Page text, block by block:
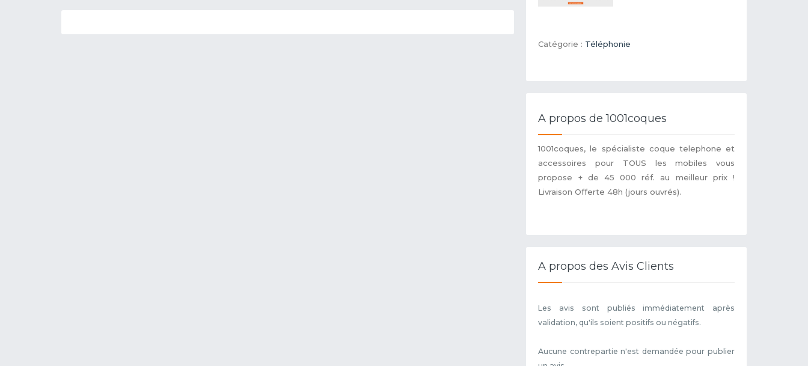
Catégorie : Téléphonie
A propos de 1001coques
1001coques, le spécialiste coque telephone et
accessoires pour TOUS les mobiles vous
propose + de 45 000 réf. au meilleur prix !
Livraison Offerte 48h (jours ouvrés).
A propos des Avis Clients
Les avis sont publiés immédiatement après
validation, qu'ils soient positifs ou négatifs.
Aucune contrepartie n'est demandée pour publier